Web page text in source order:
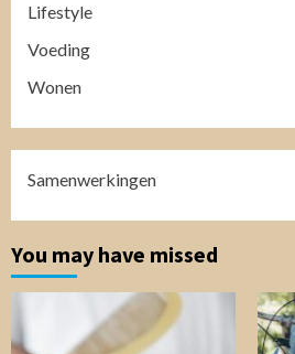
Lifestyle
Voeding
Wonen
Samenwerkingen
You may have missed